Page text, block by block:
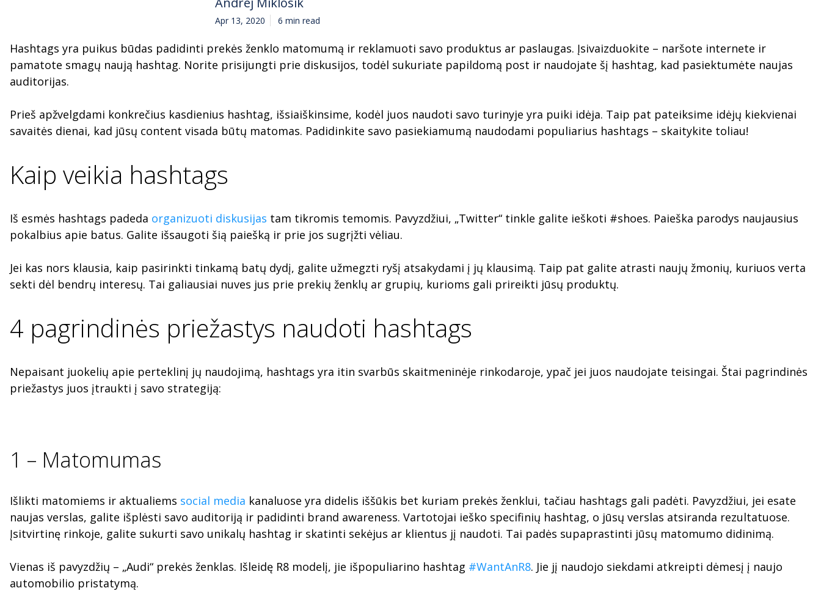
Apr 13, 2020 6 min read
Hashtags yra puikus būdas padidinti prekės ženklo matomumą ir reklamuoti savo produktus ar paslaugas. Įsivaizduokite – naršote internete ir
pamatote smagų naują hashtag. Norite prisijungti prie diskusijos, todėl sukuriate papildomą post ir naudojate šį hashtag, kad pasiektumėte naujas
auditorijas.
Prieš apžvelgdami konkrečius kasdienius hashtag, išsiaiškinsime, kodėl juos naudoti savo turinyje yra puiki idėja. Taip pat pateiksime idėjų kiekvienai
savaitės dienai, kad jūsų content visada būtų matomas. Padidinkite savo pasiekiamumą naudodami populiarius hashtags – skaitykite toliau!
Kaip veikia hashtags
Iš esmės hashtags padeda organizuoti diskusijas tam tikromis temomis. Pavyzdžiui, „Twitter“ tinkle galite ieškoti #shoes. Paieška parodys naujausius
pokalbius apie batus. Galite išsaugoti šią paiešką ir prie jos sugrįžti vėliau.
Jei kas nors klausia, kaip pasirinkti tinkamą batų dydį, galite užmegzti ryšį atsakydami į jų klausimą. Taip pat galite atrasti naujų žmonių, kuriuos verta
sekti dėl bendrų interesų. Tai galiausiai nuves jus prie prekių ženklų ar grupių, kurioms gali prireikti jūsų produktų.
4 pagrindinės priežastys naudoti hashtags
Nepaisant juokelių apie perteklinį jų naudojimą, hashtags yra itin svarbūs skaitmeninėje rinkodaroje, ypač jei juos naudojate teisingai. Štai pagrindinės
priežastys juos įtraukti į savo strategiją:
1 – Matomumas
Išlikti matomiems ir aktualiems social media kanaluose yra didelis iššūkis bet kuriam prekės ženklui, tačiau hashtags gali padėti. Pavyzdžiui, jei esate
naujas verslas, galite išplėsti savo auditoriją ir padidinti brand awareness. Vartotojai ieško specifinių hashtag, o jūsų verslas atsiranda rezultatuose.
Įsitvirtinę rinkoje, galite sukurti savo unikalų hashtag ir skatinti sekėjus ar klientus jį naudoti. Tai padės supaprastinti jūsų matomumo didinimą.
Vienas iš pavyzdžių – „Audi“ prekės ženklas. Išleidę R8 modelį, jie išpopuliarino hashtag #WantAnR8. Jie jį naudojo siekdami atkreipti dėmesį į naujo
automobilio pristatymą.